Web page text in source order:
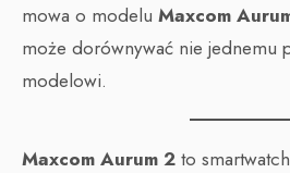
mowa o modelu Maxcom
może dorównywać nie jednemu
modelowi.
Maxcom Aurum 2 to